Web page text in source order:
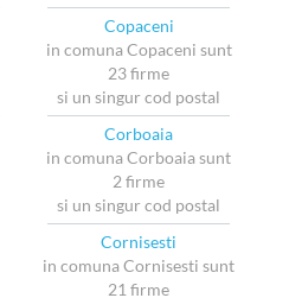
Copaceni
in comuna Copaceni sunt
23 firme
si un singur cod postal
Corboaia
in comuna Corboaia sunt
2 firme
si un singur cod postal
Cornisesti
in comuna Cornisesti sunt
21 firme